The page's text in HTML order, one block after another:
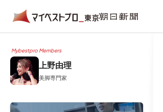
Mybestpro Members
上野由理
美脚専門家